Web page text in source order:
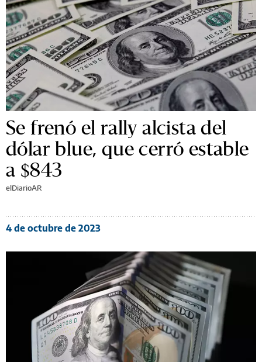
Se frenó el rally alcista del
dólar blue, que cerró estable
a $843
elDiarioAR
4 de octubre de 2023